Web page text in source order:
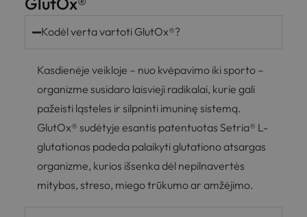
Kodėl verta vartoti GlutOx®?
Kasdienėje veikloje – nuo kvėpavimo iki sporto –
organizme susidaro laisvieji radikalai, kurie gali
pažeisti ląsteles ir silpninti imuninę sistemą.
GlutOx® sudėtyje esantis patentuotas Setria® L-
glutationas padeda palaikyti glutationo atsargas
organizme, kurios išsenka dėl nepilnavertės
mitybos, streso, miego trūkumo ar amžėjimo.